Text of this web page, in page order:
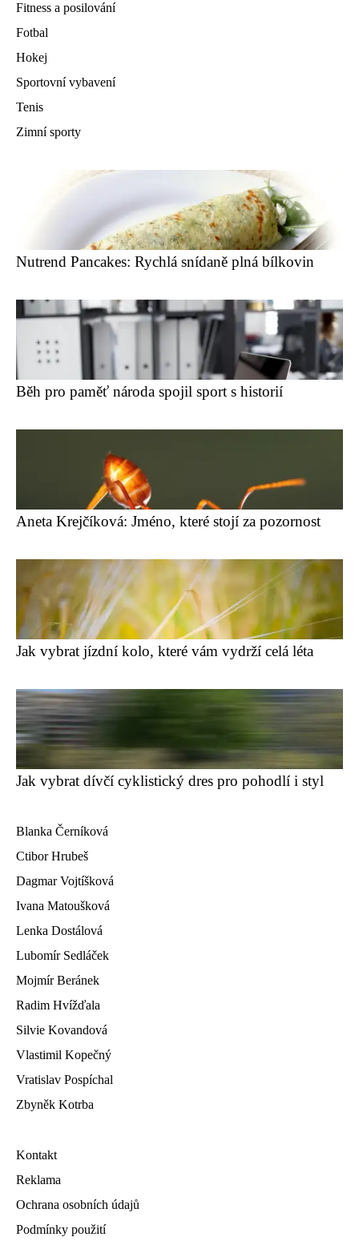
Fitness a posilování
Fotbal
Hokej
Sportovní vybavení
Tenis
Zimní sporty
Nutrend Pancakes: Rychlá snídaně plná bílkovin
Běh pro paměť národa spojil sport s historií
Aneta Krejčíková: Jméno, které stojí za pozornost
Jak vybrat jízdní kolo, které vám vydrží celá léta
Jak vybrat dívčí cyklistický dres pro pohodlí i styl
Blanka Černíková
Ctibor Hrubeš
Dagmar Vojtíšková
Ivana Matoušková
Lenka Dostálová
Lubomír Sedláček
Mojmír Beránek
Radim Hvížďala
Silvie Kovandová
Vlastimil Kopečný
Vratislav Pospíchal
Zbyněk Kotrba
Kontakt
Reklama
Ochrana osobních údajů
Podmínky použití